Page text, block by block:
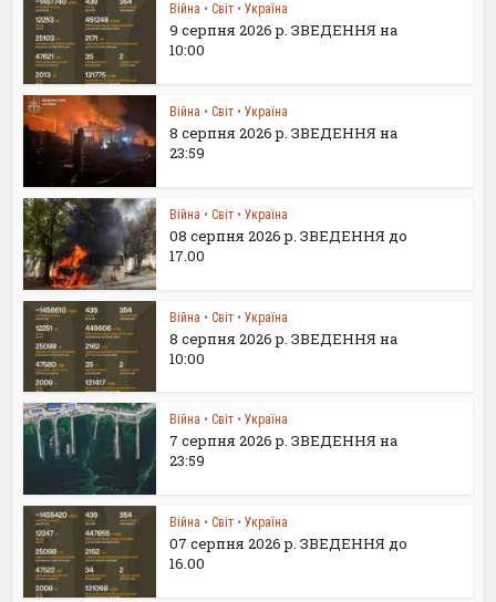
Війна • Світ • Україна
9 серпня 2026 р. ЗВЕДЕННЯ на
10:00
Війна • Світ • Україна
8 серпня 2026 р. ЗВЕДЕННЯ на
23:59
Війна • Світ • Україна
08 серпня 2026 р. ЗВЕДЕННЯ до
17.00
Війна • Світ • Україна
8 серпня 2026 р. ЗВЕДЕННЯ на
10:00
Війна • Світ • Україна
7 серпня 2026 р. ЗВЕДЕННЯ на
23:59
Війна • Світ • Україна
07 серпня 2026 р. ЗВЕДЕННЯ до
16.00